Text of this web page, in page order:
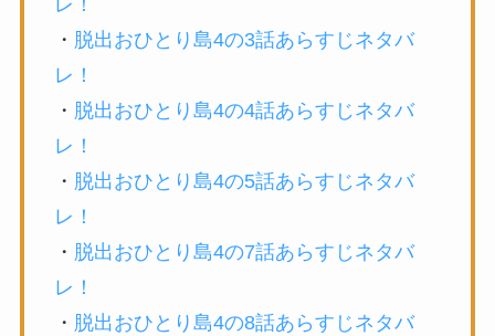
レ！
・ 脱出おひとり島4の3話あらすじネタバ
レ！
・ 脱出おひとり島4の4話あらすじネタバ
レ！
・ 脱出おひとり島4の5話あらすじネタバ
レ！
・ 脱出おひとり島4の7話あらすじネタバ
レ！
・ 脱出おひとり島4の8話あらすじネタバ